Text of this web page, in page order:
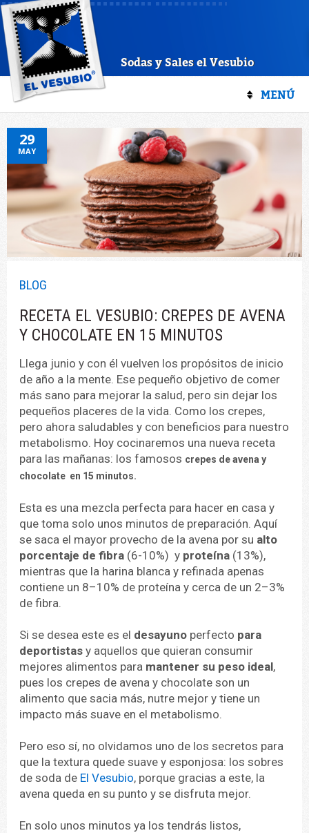
Sodas y Sales el Vesubio
MENÚ
BLOG
RECETA EL VESUBIO: CREPES DE AVENA
Y CHOCOLATE EN 15 MINUTOS
Llega junio y con él vuelven los propósitos de inicio
de año a la mente. Ese pequeño objetivo de comer
más sano para mejorar la salud, pero sin dejar los
pequeños placeres de la vida. Como los crepes,
pero ahora saludables y con beneficios para nuestro
metabolismo. Hoy cocinaremos una nueva receta
para las mañanas: los famosos crepes de avena y
chocolate en 15 minutos.
Esta es una mezcla perfecta para hacer en casa y
que toma solo unos minutos de preparación. Aquí
se saca el mayor provecho de la avena por su alto
porcentaje de fibra (6-10%) y proteína (13%),
mientras que la harina blanca y refinada apenas
contiene un 8–10% de proteína y cerca de un 2–3%
de fibra.
Si se desea este es el desayuno perfecto para
deportistas y aquellos que quieran consumir
mejores alimentos para mantener su peso ideal,
pues los crepes de avena y chocolate son un
alimento que sacia más, nutre mejor y tiene un
impacto más suave en el metabolismo.
Pero eso sí, no olvidamos uno de los secretos para
que la textura quede suave y esponjosa: los sobres
de soda de El Vesubio, porque gracias a este, la
avena queda en su punto y se disfruta mejor.
En solo unos minutos ya los tendrás listos,
29
MAY